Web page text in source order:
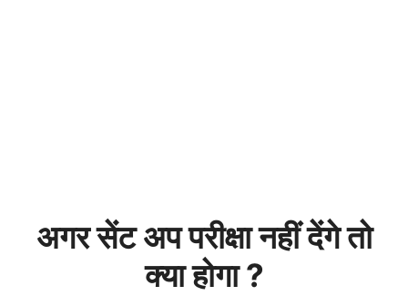
अगर सेंट अप परीक्षा नहीं देंगे तो
क्या होगा ?